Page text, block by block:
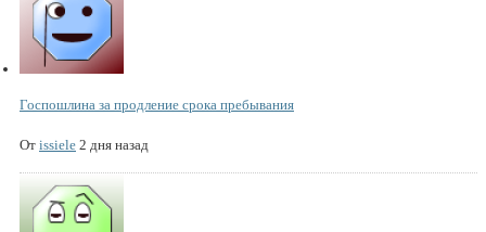
Госпошлина за продление срока пребывания
От issiele 2 дня назад